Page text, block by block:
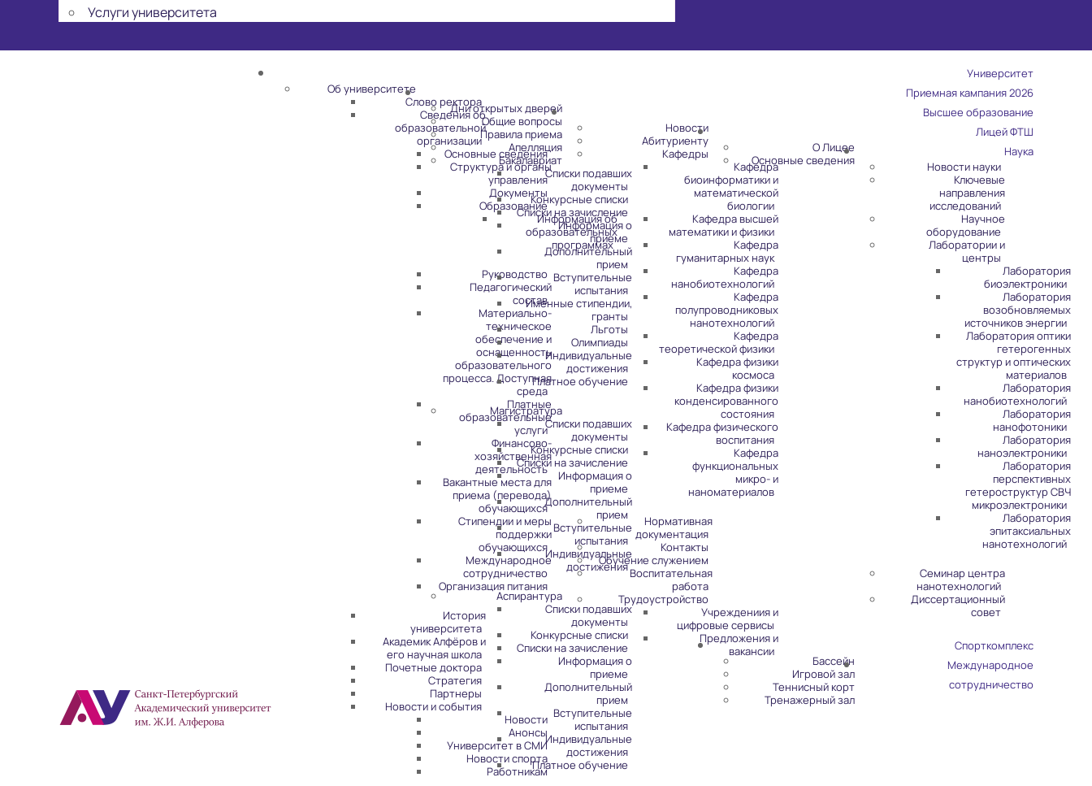
Услуги университета
Университет
Об университете
Слово ректора
Сведения об
образовательной
организации
Основные сведения
Структура и органы
управления
Документы
Образование
Информация об
образовательных
программах
Руководство
Педагогический
состав
Материально-
техническое
обеспечение и
оснащенность
образовательного
процесса. Доступная
среда
Платные
образовательные
услуги
Финансово-
хозяйственная
деятельность
Вакантные места для
приема (перевода)
обучающихся
Стипендии и меры
поддержки
обучающихся
Международное
сотрудничество
Организация питания
История
университета
Академик Алфёров и
его научная школа
Почетные доктора
Стратегия
Партнеры
Новости и события
Новости
Анонсы
Университет в СМИ
Новости спорта
Работникам
Приемная кампания 2026
Дни открытых дверей
Общие вопросы
Правила приема
Апелляция
Бакалавриат
Списки подавших
документы
Конкурсные списки
Списки на зачисление
Информация о
приеме
Дополнительный
прием
Вступительные
испытания
Именные стипендии,
гранты
Льготы
Олимпиады
Индивидуальные
достижения
Платное обучение
Магистратура
Списки подавших
документы
Конкурсные списки
Списки на зачисление
Информация о
приеме
Дополнительный
прием
Вступительные
испытания
Индивидуальные
достижения
Аспирантура
Списки подавших
документы
Конкурсные списки
Списки на зачисление
Информация о
приеме
Дополнительный
прием
Вступительные
испытания
Индивидуальные
достижения
Платное обучение
Высшее образование
Новости
Абитуриенту
Кафедры
Кафедра
биоинформатики и
математической
биологии
Кафедра высшей
математики и физики
Кафедра
гуманитарных наук
Кафедра
нанобиотехнологий
Кафедра
полупроводниковых
нанотехнологий
Кафедра
теоретической физики
Кафедра физики
космоса
Кафедра физики
конденсированного
состояния
Кафедра физического
воспитания
Кафедра
функциональных
микро- и
наноматериалов
Нормативная
документация
Контакты
Обучение служением
Воспитательная
работа
Трудоустройство
Учреждениия и
цифровые сервисы
Предложения и
вакансии
Лицей ФТШ
О Лицее
Основные сведения
Наука
Новости науки
Ключевые
направления
исследований
Научное
оборудование
Лаборатории и
центры
Лаборатория
биоэлектроники
Лаборатория
возобновляемых
источников энергии
Лаборатория оптики
гетерогенных
структур и оптических
материалов
Лаборатория
нанобиотехнологий
Лаборатория
нанофотоники
Лаборатория
наноэлектроники
Лаборатория
перспективных
гетероструктур СВЧ
микроэлектроники
Лаборатория
эпитаксиальных
нанотехнологий
Семинар центра
нанотехнологий
Диссертационный
совет
Спорткомплекс
Бассейн
Игровой зал
Теннисный корт
Тренажерный зал
Международное
сотрудничество